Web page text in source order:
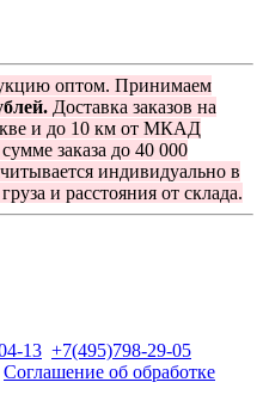
оптом. Принимаем
Доставка заказов на
и до 10 км от МКАД
заказа до 40 000
индивидуально в
и расстояния от склада.
13 +7(495)798-29-05
Соглашение об обработке